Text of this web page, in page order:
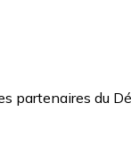
partenaires du